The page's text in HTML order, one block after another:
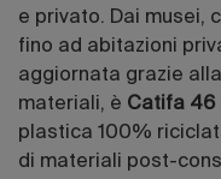
e privato. Dai musei,
fino ad abitazioni
aggiornata grazie
materiali, è Catifa 46
plastica 100%
di materiali post-